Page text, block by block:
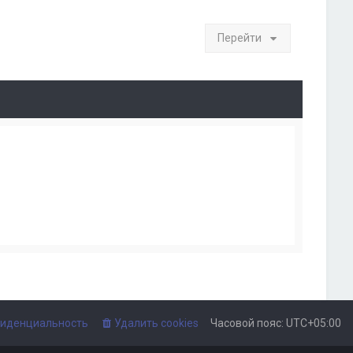
Перейти
Часовой пояс: UTC+05:00
Удалить cookies